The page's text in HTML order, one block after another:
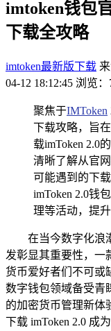
imtoken钱包
下载全攻略
imtoken最新版下载
04-12 18:12:45 浏览：
聚焦于IMToken
下载攻略，旨
载imToken 2.0
清晰了解从官
可能遇到的下
imToken 2.0钱
理等活动，提
在当今数字化浪
发彰显其重要性，一
货币爱好者们不可或
数字钱包领域备受青
的加密货币管理新体
下载 imToken 2.0 成